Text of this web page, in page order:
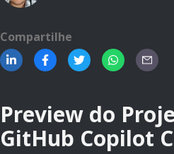
Compartilhe
Preview do
GitHub Copilot